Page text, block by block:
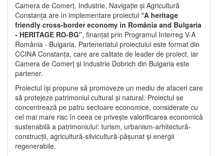
Camera de Comerț, Industrie, Navigație și Agricultură
Constanța are în implementare proiectul “A heritage
friendly cross-border economy in România and Bulgaria
- HERITAGE RO-BG”, finanțat prin Programul Interreg V-A
România - Bulgaria. Parteneriatul proiectului este format din
CCINA Constanța, care are calitate de leader de proiect, iar
Camera de Comerț și Industrie Dobrich din Bulgaria este
partener.
Proiectul își propune să promoveze un mediu de afaceri care
să protejeze patrimoniul cultural și natural. Proiectul se
concentrează pe patru sectoare economice, considerate cu
cel mai mare risc în ceea ce privește valorificarea economică
sustenabilă a patrimoniului: turism, urbanism-arhitectură-
construcții, agricultură-silvicultură-pășunat și energii
regenerabile.